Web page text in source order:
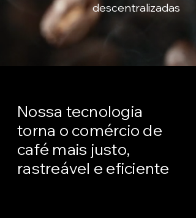
descentralizadas
Nossa tecnologia
torna o comércio de
café mais justo,
rastreável e eficiente